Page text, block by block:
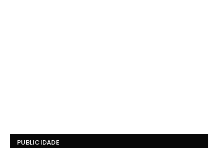
PUBLICIDADE